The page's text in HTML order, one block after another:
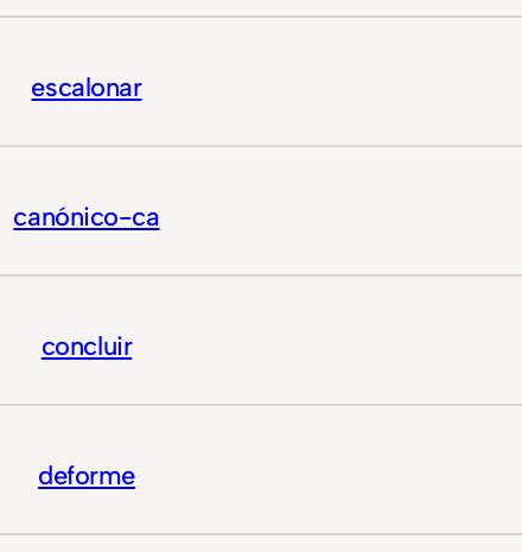
escalonar
canónico-ca
concluir
deforme